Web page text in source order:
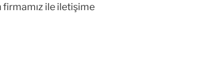
ile iletişime